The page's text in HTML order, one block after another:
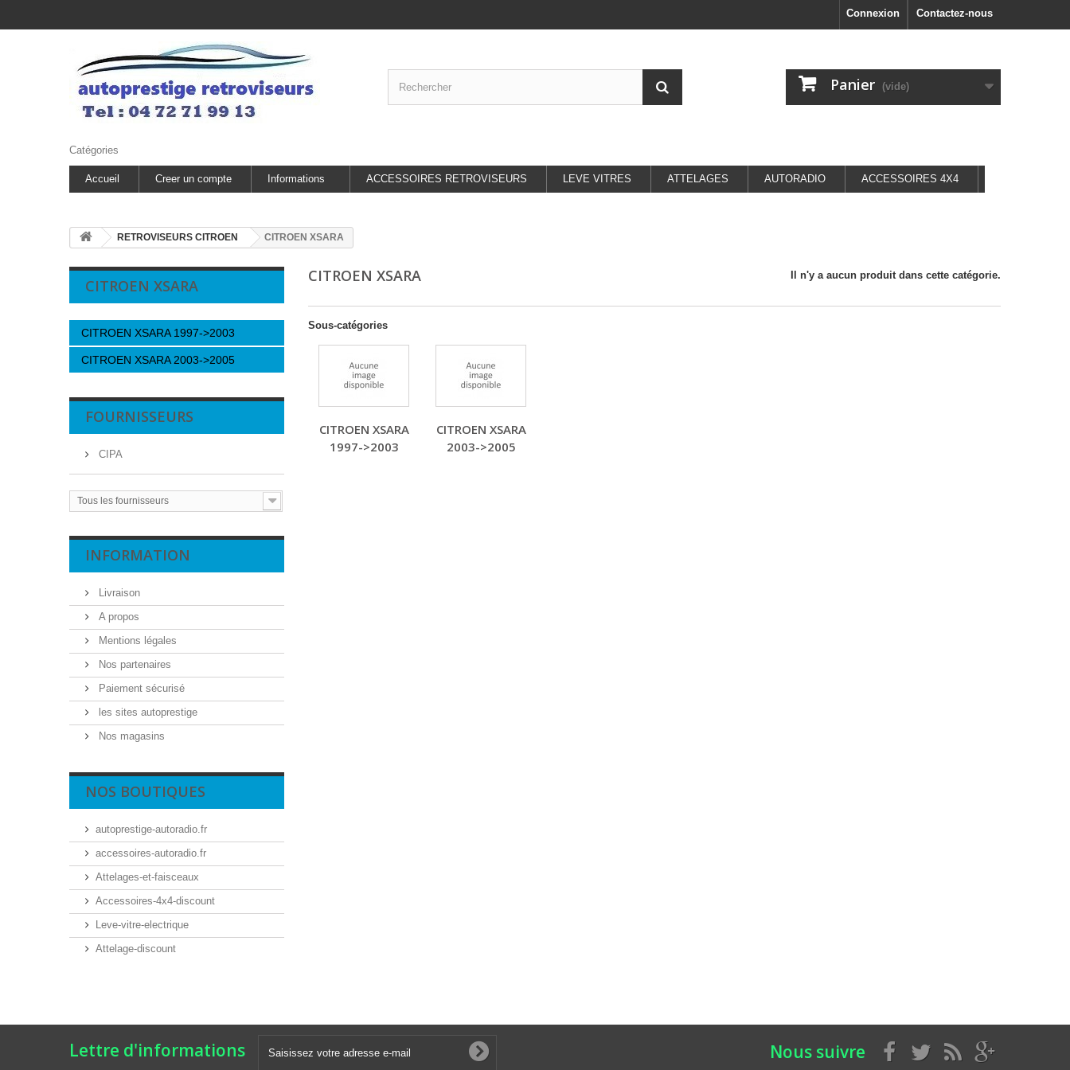
Contactez-nous
Connexion
Panier (vide)
Catégories
Accueil Creer un compte Informations ACCESSOIRES RETROVISEURS LEVE VITRES ATTELAGES AUTORADIO ACCESSOIRES 4X4
RETROVISEURS CITROEN CITROEN XSARA
CITROEN XSARA
CITROEN XSARA 1997->2003
CITROEN XSARA 2003->2005
FOURNISSEURS
CIPA
Tous les fournisseurs
INFORMATION
Livraison
A propos
Mentions légales
Nos partenaires
Paiement sécurisé
les sites autoprestige
Nos magasins
NOS BOUTIQUES
autoprestige-autoradio.fr
accessoires-autoradio.fr
Attelages-et-faisceaux
Accessoires-4x4-discount
Leve-vitre-electrique
Attelage-discount
CITROEN XSARA Il n'y a aucun produit dans cette catégorie.
Sous-catégories
CITROEN XSARA
1997->2003
CITROEN XSARA
2003->2005
Lettre d'informations Nous suivre